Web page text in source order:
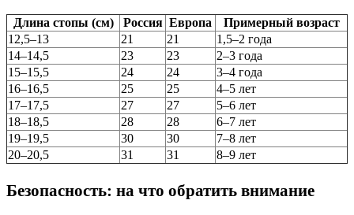
Длина стопы (см) Россия Европа
Примерный возраст
12,5–13
21 21
1,5–2 года
14–14,5
23 23
2–3 года
15–15,5
24 24
3–4 года
16–16,5
25 25
4–5 лет
17–17,5
27 27
5–6 лет
18–18,5
28 28
6–7 лет
19–19,5
30 30
7–8 лет
20–20,5
31 31 8–9 лет
Безопасность: на что обратить внимание